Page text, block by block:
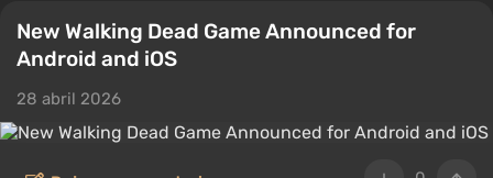
New Walking Dead Game Announced for
Android and iOS
28 abril 2026